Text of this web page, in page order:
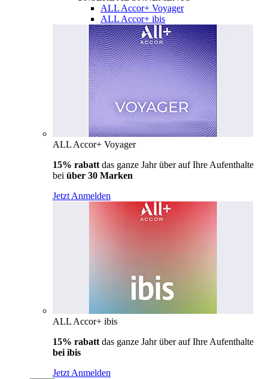
ALL Accor+ Voyager
ALL Accor+ ibis
ALL Accor+ Voyager
15% rabatt das ganze Jahr über auf Ihre Aufenthalte
bei über 30 Marken
Jetzt Anmelden
ALL Accor+ ibis
15% rabatt das ganze Jahr über auf Ihre Aufenthalte
bei ibis
Jetzt Anmelden